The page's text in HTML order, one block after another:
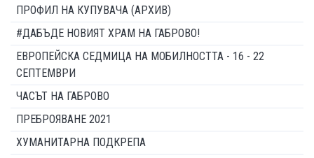
ПРОФИЛ НА КУПУВАЧА (АРХИВ)
#ДАБЪДЕ НОВИЯТ ХРАМ НА ГАБРОВО!
ЕВРОПЕЙСКА СЕДМИЦА НА МОБИЛНОСТТА - 16 - 22
СЕПТЕМВРИ
ЧАСЪТ НА ГАБРОВО
ПРЕБРОЯВАНЕ 2021
ХУМАНИТАРНА ПОДКРЕПА